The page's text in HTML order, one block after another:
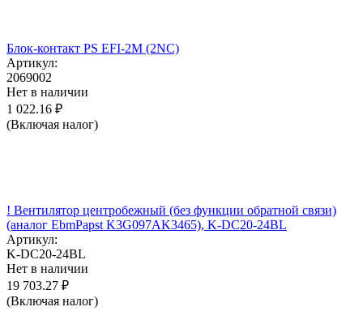
Блок-контакт PS EFI-2M (2NC)
Артикул:
2069002
Нет в наличии
1 022.16 ₽
(Включая налог)
! Вентилятор центробежный (без функции обратной связи)
(аналог EbmPapst K3G097AK3465), K-DC20-24BL
Артикул:
K-DC20-24BL
Нет в наличии
19 703.27 ₽
(Включая налог)